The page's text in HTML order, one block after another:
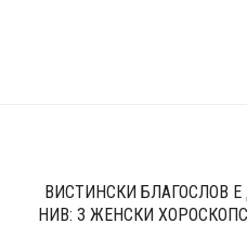
ВИСТИНСКИ БЛАГОСЛОВ
НИВ: 3 ЖЕНСКИ